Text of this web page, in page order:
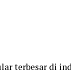
terbesar di